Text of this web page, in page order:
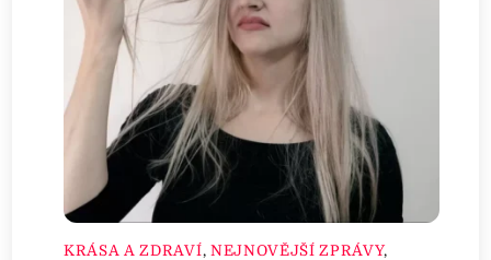
KRÁSA A ZDRAVÍ, NEJNOVĚJŠÍ ZPRÁVY,